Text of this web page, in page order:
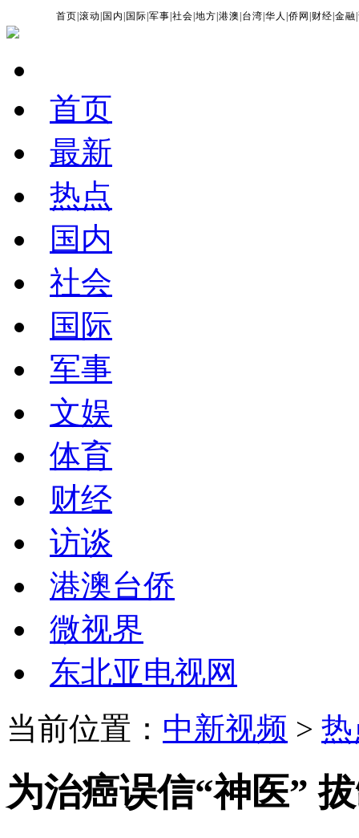
首页 |滚动 国内 国际 |军事 |社会 |地方 |港澳 台湾 |华人 |侨网 财经 |金融 |
首页
最新
热点
国内
社会
国际
军事
文娱
体育
财经
访谈
港澳台侨
微视界
东北亚电视网
当前位置： 中新视频 >
为治癌误信“神医”